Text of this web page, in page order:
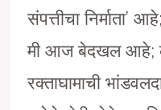
संपत्तीचा निर्माता’
मी आज बेदखल आहे;
रक्ताघामाची